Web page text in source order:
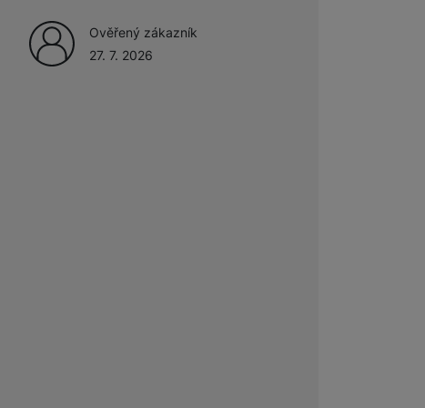
Ověřený zákazník
27. 7. 2026